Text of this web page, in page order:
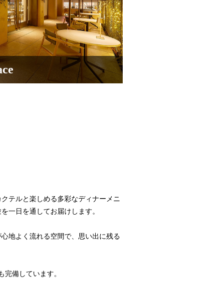
テルと楽しめる多彩なディナーメニ
一日を通してお届けします。
地よく流れる空間で、思い出に残る
備しています。